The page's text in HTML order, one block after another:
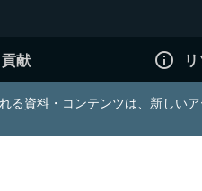
貢献 info_outline
る資料・コンテンツは、新しい